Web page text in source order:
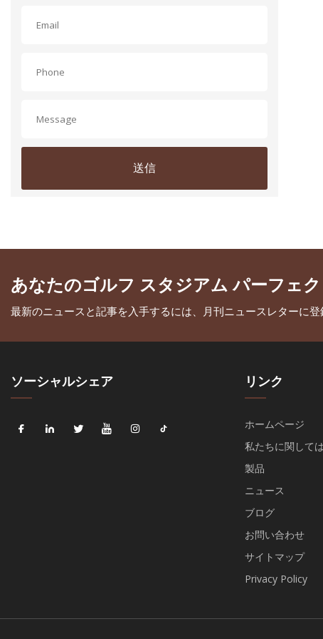
送信
あなたのゴルフ スタジアム パーフェ
最新のニュースと記事を入手するには、月刊ニュースレターに
ソーシャルシェア リンク
ホームページ
私たちに関しては
製品
ニュース
ブログ
お問い合わせ
サイトマップ
Privacy Policy